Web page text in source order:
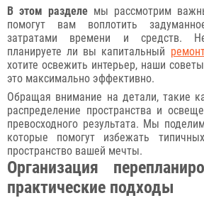
В этом разделе мы рассмотрим
помогут вам воплотить
затратами времени и средств.
планируете ли вы капитальный
хотите освежить интерьер, наши
это максимально эффективно.
Обращая внимание на детали, такие
распределение пространства и
превосходного результата. Мы
которые помогут избежать
пространство вашей мечты.
Организация
практические подходы